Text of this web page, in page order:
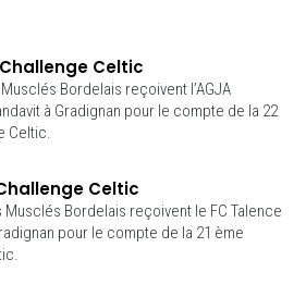
Celtic
Bordelais reçoivent l’AGJA
à Gradignan pour le compte de la 22
Celtic.
Celtic
Musclés Bordelais reçoivent le FC Talence
pour le compte de la 21 ème